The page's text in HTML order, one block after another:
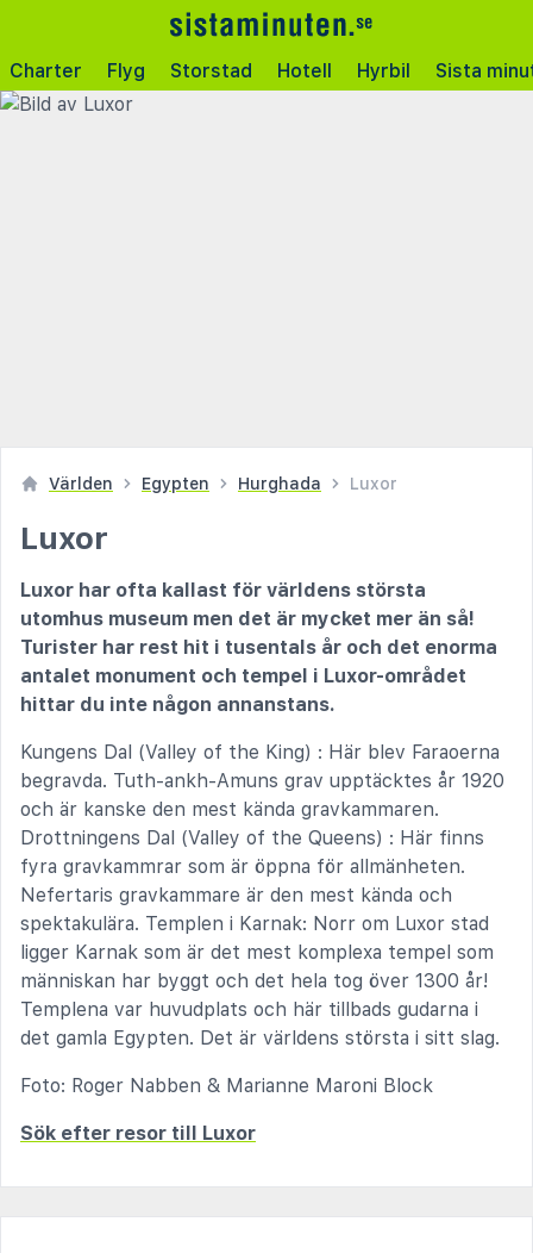
Charter Flyg Storstad Hotell Hyrbil Sista
Världen Egypten Hurghada Luxor
Luxor
Luxor har ofta kallast för världens största
utomhus museum men det är mycket mer än så!
Turister har rest hit i tusentals år och det enorma
antalet monument och tempel i Luxor-området
hittar du inte någon annanstans.
Kungens Dal (Valley of the King) : Här blev Faraoerna
begravda. Tuth-ankh-Amuns grav upptäcktes år 1920
och är kanske den mest kända gravkammaren.
Drottningens Dal (Valley of the Queens) : Här finns
fyra gravkammrar som är öppna för allmänheten.
Nefertaris gravkammare är den mest kända och
spektakulära. Templen i Karnak: Norr om Luxor stad
ligger Karnak som är det mest komplexa tempel som
människan har byggt och det hela tog över 1300 år!
Templena var huvudplats och här tillbads gudarna i
det gamla Egypten. Det är världens största i sitt slag.
Foto: Roger Nabben & Marianne Maroni Block
Sök efter resor till Luxor